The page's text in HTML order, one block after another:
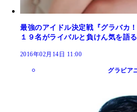
最強のアイドル決定戦『グラバカ
１９名がライバルと負けん気を語る
2016年02月14日 11:00
グラビア